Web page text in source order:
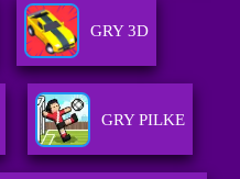
GRY 3D
GRY PILKE